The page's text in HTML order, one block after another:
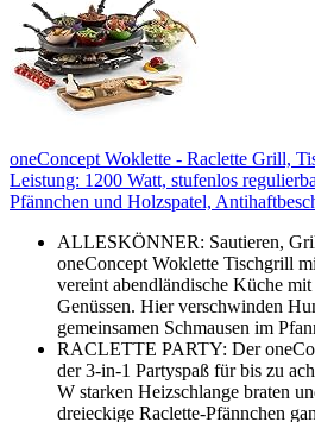
oneConcept Woklette - Raclette Grill,
Leistung: 1200 Watt, stufenlos
Pfännchen und Holzspatel,
ALLESKÖNNER: Sautieren,
oneConcept Woklette Tischgrill
vereint abendländische Küche
Genüssen. Hier verschwinden
gemeinsamen Schmausen im
RACLETTE PARTY: Der
der 3-in-1 Partyspaß für bis zu
W starken Heizschlange braten
dreieckige Raclette-Pfännchen